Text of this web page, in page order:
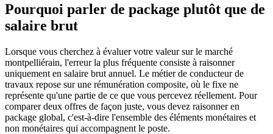
Pourquoi parler de package plutôt que de
salaire brut
Lorsque vous cherchez à évaluer votre valeur sur le marché
montpelliérain, l'erreur la plus fréquente consiste à raisonner
uniquement en salaire brut annuel. Le métier de conducteur de
travaux repose sur une rémunération composite, où le fixe ne
représente qu'une partie de ce que vous percevez réellement. Pour
comparer deux offres de façon juste, vous devez raisonner en
package global, c'est-à-dire l'ensemble des éléments monétaires et
non monétaires qui accompagnent le poste.